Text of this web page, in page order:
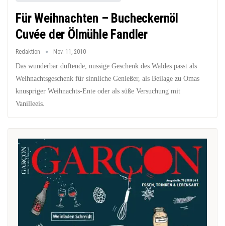
Für Weihnachten – Bucheckernöl
Cuvée der Ölmühle Fandler
Redaktion Nov. 11, 2010
Das wunderbar duftende, nussige Geschenk des Waldes passt als
Weihnachtsgeschenk für sinnliche Genießer, als Beilage zu Omas
knuspriger Weihnachts-Ente oder als süße Versuchung mit
Vanilleeis.